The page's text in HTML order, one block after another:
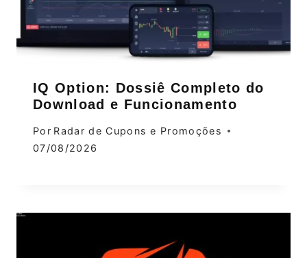
IQ Option: Dossiê Completo do
Download e Funcionamento
Por Radar de Cupons e Promoções
07/08/2026